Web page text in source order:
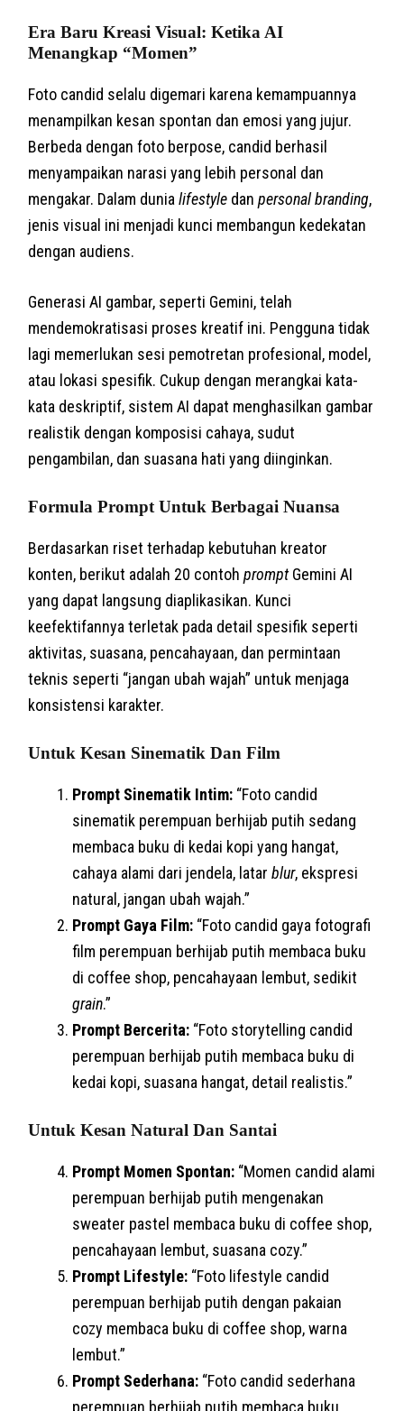
Era Baru Kreasi Visual: Ketika AI
Menangkap “Momen”
Foto candid selalu digemari karena kemampuannya
menampilkan kesan spontan dan emosi yang jujur.
Berbeda dengan foto berpose, candid berhasil
menyampaikan narasi yang lebih personal dan
mengakar. Dalam dunialifestyle danpersonal branding,
jenis visual ini menjadi kunci membangun kedekatan
dengan audiens.
Generasi AI gambar, seperti Gemini, telah
mendemokratisasi proses kreatif ini. Pengguna tidak
lagi memerlukan sesi pemotretan profesional, model,
atau lokasi spesifik. Cukup dengan merangkai kata-
kata deskriptif, sistem AI dapat menghasilkan gambar
realistik dengan komposisi cahaya, sudut
pengambilan, dan suasana hati yang diinginkan.
Formula Prompt Untuk Berbagai Nuansa
Berdasarkan riset terhadap kebutuhan kreator
konten, berikut adalah 20 contohpromptGemini AI
yang dapat langsung diaplikasikan. Kunci
keefektifannya terletak pada detail spesifik seperti
aktivitas, suasana, pencahayaan, dan permintaan
teknis seperti “jangan ubah wajah” untuk menjaga
konsistensi karakter.
Untuk Kesan Sinematik Dan Film
Prompt Sinematik Intim: “Foto candid
sinematik perempuan berhijab putih sedang
membaca buku di kedai kopi yang hangat,
cahaya alami dari jendela, latarblur, ekspresi
natural, jangan ubah wajah.”
Prompt Gaya Film: “Foto candid gaya fotografi
film perempuan berhijab putih membaca buku
di coffee shop, pencahayaan lembut, sedikit
grain.”
Prompt Bercerita: “Foto storytelling candid
perempuan berhijab putih membaca buku di
kedai kopi, suasana hangat, detail realistis.”
Untuk Kesan Natural Dan Santai
Prompt Momen Spontan: “Momen candid alami
perempuan berhijab putih mengenakan
sweater pastel membaca buku di coffee shop,
pencahayaan lembut, suasana cozy.”
Prompt Lifestyle: “Foto lifestyle candid
perempuan berhijab putih dengan pakaian
cozy membaca buku di coffee shop, warna
lembut.”
Prompt Sederhana: “Foto candid sederhana
perempuan berhijab putih membaca buku